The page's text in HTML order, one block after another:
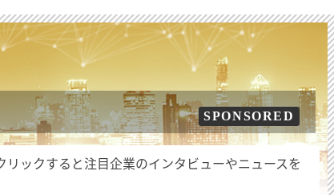
SPONSORED
ックすると注目企業のインタビューやニュースを